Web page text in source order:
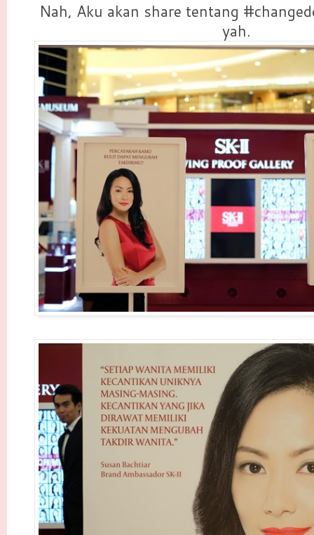
Nah, Aku akan share tentang
yah.